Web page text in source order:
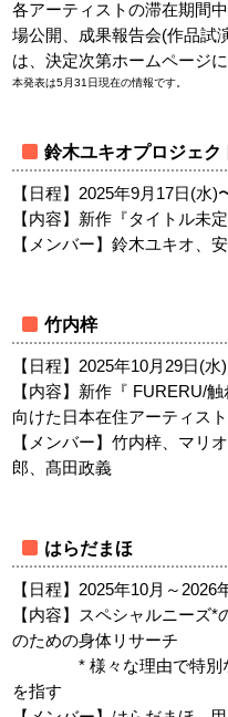
各アーティストの滞在期間
場公開、成果報告会(作品試
は、決定次第ホームページ
本発表は5月31日現在の情報です。
鈴木ユキオプロジェク
【日程】2025年9月17日(水)
【内容】新作『タイトル未
【メンバー】鈴木ユキオ、
竹内梓
【日程】2025年10月29日(
【内容】新作『 FURERU/
向けた日本在住アーティス
【メンバー】竹内梓、マリ
郎、髙田政義
はらだまほ
【日程】2025年10月～2026
【内容】スペシャルニーズ
のための身体リサーチ
* 様々な理由で特別な
を指す